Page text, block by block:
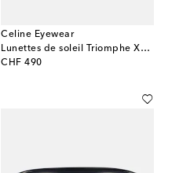
Celine Eyewear
Lunettes de soleil Triomphe XL rectangulaires
CHF 490
original price